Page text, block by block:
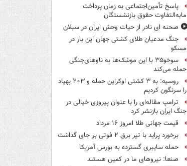
پاسخ تأمین‌اجتماعی به زمان پرداخت
مابه‌التفاوت حقوق بازنشستگان
صحنه ای نادر از حیات وحش ایران در سبلان
جنگ مدعیان طلای کشتی جهان این بار در
مسکو
سوخو۳۵ با این موشک‌ها به ناوهای‌جنگی
حمله می‌کند
روسیه: به ۳ کشتی اوکراین حمله و ۲۰۳ پهپاد
را سرنگون کردیم
ترامپ مقاله‌ای را با عنوان پیروزی خیالی در
جنگ ایران بازنشر کرد
قیمت جهانی طلا امروز ۱۶ مرداد
برخورد پراید با تیر برق ۲ فوتی بر جای گذاشت
حمله سایبری گسترده به بورس آمریکا
صنعا: نیروهای ما در کمین‌ هستند